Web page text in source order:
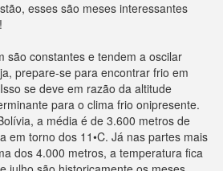
esses são meses interessantes
são constantes e tendem a oscilar
prepare-se para encontrar frio em
se deve em razão da altitude
para o clima frio onipresente.
a média é de 3.600 metros de
em torno dos 11•C. Já nas partes mais
dos 4.000 metros, a temperatura fica